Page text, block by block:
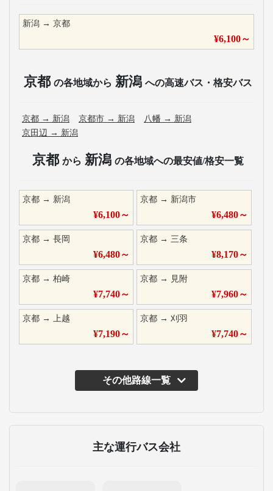
新潟 → 京都
¥6,100～
京都 の各地域から 新潟 への高速バス・格安バス
京都 → 新潟 京都市 → 新潟 八幡 → 新潟
京田辺 → 新潟
京都 から 新潟 の各地域への最安値/格安一覧
京都 → 新潟
¥6,100～
京都 → 新潟市
¥6,480～
京都 → 長岡
¥6,480～
京都 →三条
¥8,170～
京都 → 柏崎
¥7,740～
京都 → 見附
¥7,960～
京都 → 上越
¥7,190～
京都 →刈羽
¥7,740～
その他路線一覧
主な運行バス会社